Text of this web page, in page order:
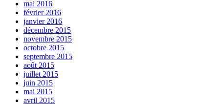
mai 2016
février 2016
janvier 2016
décembre 2015
novembre 2015
octobre 2015
septembre 2015
août 2015
juillet 2015
juin 2015
mai 2015
avril 2015